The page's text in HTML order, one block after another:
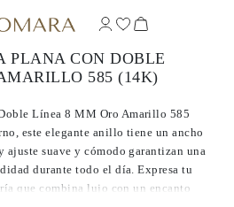
PLANA CON DOBLE
585 (14K)
Línea 8 MM Oro Amarillo 585
este elegante anillo tiene un ancho
ajuste suave y cómodo garantizan una
durante todo el día. Expresa tu
que combina lujo con un encanto